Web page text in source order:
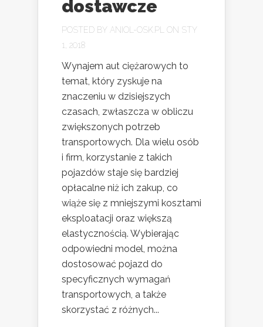
dostawcze
POSTED BY ANIOL-OSK.PL
ON STY
1, 2018
Wynajem aut ciężarowych to
temat, który zyskuje na
znaczeniu w dzisiejszych
czasach, zwłaszcza w obliczu
zwiększonych potrzeb
transportowych. Dla wielu osób
i firm, korzystanie z takich
pojazdów staje się bardziej
opłacalne niż ich zakup, co
wiąże się z mniejszymi kosztami
eksploatacji oraz większą
elastycznością. Wybierając
odpowiedni model, można
dostosować pojazd do
specyficznych wymagań
transportowych, a także
skorzystać z różnych...